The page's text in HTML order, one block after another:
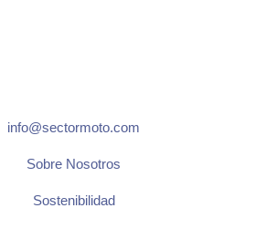
info@sectormoto.com
Sobre Nosotros
Sostenibilidad